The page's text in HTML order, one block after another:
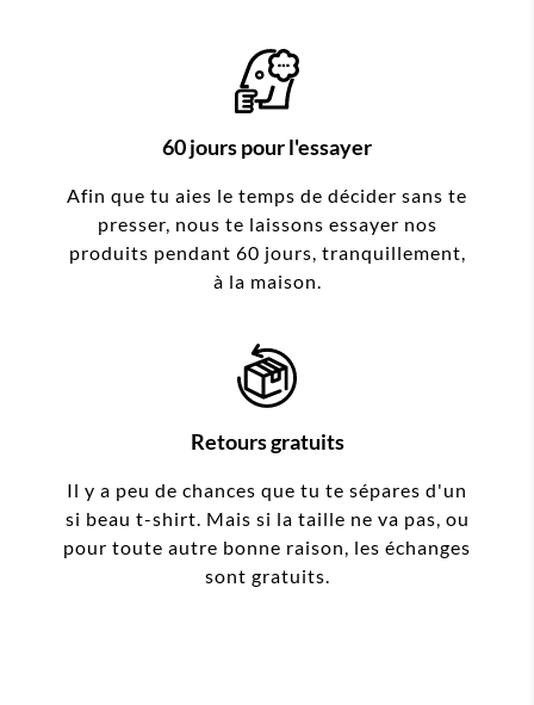
60 jours pour l'essayer
Afin que tu aies le temps de décider sans te
presser, nous te laissons essayer nos
produits pendant 60 jours, tranquillement,
à la maison.
Retours gratuits
Il y a peu de chances que tu te sépares d'un
si beau t-shirt. Mais si la taille ne va pas, ou
pour toute autre bonne raison, les échanges
sont gratuits.